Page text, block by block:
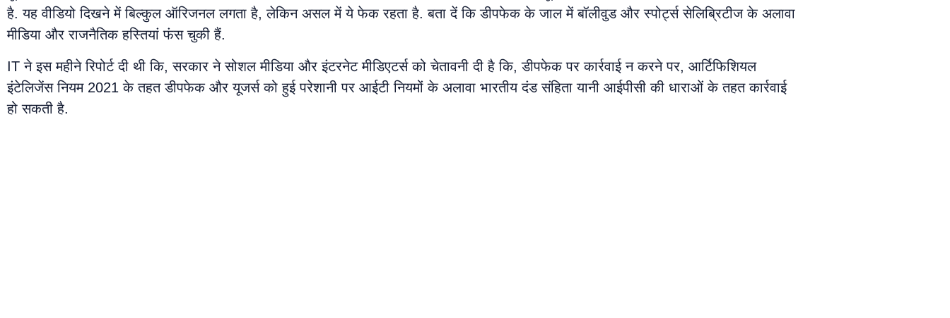
है. यह वीडियो दिखने में बिल्कुल ऑरिजनल लगता है, लेकिन असल में ये फेक रहता है. बता दें कि डीपफेक के जाल में बॉलीवुड और स्पोर्ट्स सेलिब्रिटीज के अलावा
मीडिया और राजनैतिक हस्तियां फंस चुकी हैं.
IT ने इस महीने रिपोर्ट दी थी कि, सरकार ने सोशल मीडिया और इंटरनेट मीडिएटर्स को चेतावनी दी है कि, डीपफेक पर कार्रवाई न करने पर, आर्टिफिशियल
इंटेलिजेंस नियम 2021 के तहत डीपफेक और यूजर्स को हुई परेशानी पर आईटी नियमों के अलावा भारतीय दंड संहिता यानी आईपीसी की धाराओं के तहत कार्रवाई
हो सकती है.